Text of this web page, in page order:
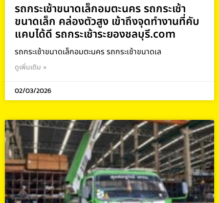
รถกระเช้าขนาดเล็กอมตะนคร รถกระเช้า
ขนาดเล็ก คล่องตัวสูง เข้าถึงจุดทำงานที่คับ
แคบได้ดี รถกระเช้าระยองชลบุรี.com
รถกระเช้าขนาดเล็กอมตะนคร รถกระเช้าขนาดเล
ดูเพิ่มเติม »
02/03/2026